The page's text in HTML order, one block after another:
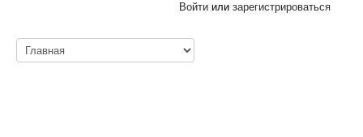
Войти или зарегистрироваться